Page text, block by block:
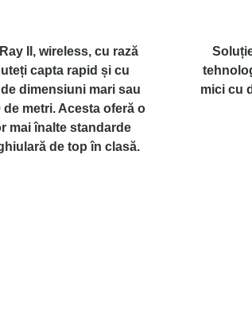
II, wireless, cu rază
capta rapid și cu
dimensiuni mari sau
metri. Acesta oferă o
mai înalte standarde
de top în clasă.
mici cu